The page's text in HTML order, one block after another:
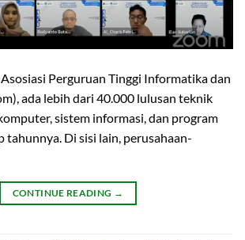
Perguruan Tinggi Informatika dan
ada lebih dari 40.000 lulusan teknik
sistem informasi, dan program
Di sisi lain, perusahaan-
CONTINUE READING →